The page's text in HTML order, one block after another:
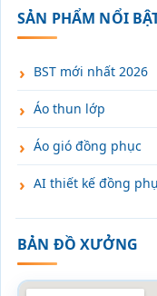
SẢN PHẨM NỔI
BST mới nhất 2026
Áo thun lớp
Áo gió đồng phục
AI thiết kế đồng
BẢN ĐỒ XƯỞNG